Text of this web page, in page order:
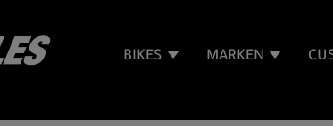
BIKES MARKEN